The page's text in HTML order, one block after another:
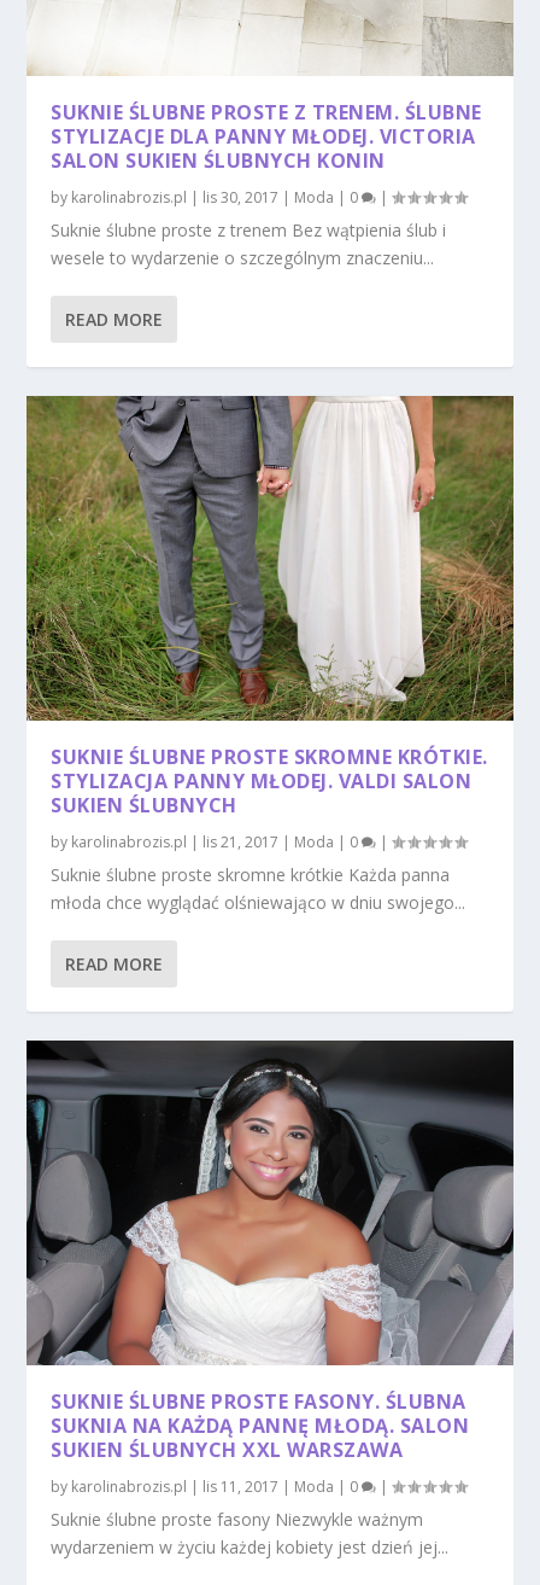
SUKNIE ŚLUBNE PROSTE Z TRENEM. ŚLUBNE
STYLIZACJE DLA PANNY MŁODEJ. VICTORIA
SALON SUKIEN ŚLUBNYCH KONIN
by karolinabrozis.pl | lis 30, 2017 | Moda | 0 |
Suknie ślubne proste z trenem Bez wątpienia ślub i
wesele to wydarzenie o szczególnym znaczeniu...
READ MORE
SUKNIE ŚLUBNE PROSTE SKROMNE KRÓTKIE.
STYLIZACJA PANNY MŁODEJ. VALDI SALON
SUKIEN ŚLUBNYCH
by karolinabrozis.pl | lis 21, 2017 | Moda | 0 |
Suknie ślubne proste skromne krótkie Każda panna
młoda chce wyglądać olśniewająco w dniu swojego...
READ MORE
SUKNIE ŚLUBNE PROSTE FASONY. ŚLUBNA
SUKNIA NA KAŻDĄ PANNĘ MŁODĄ. SALON
SUKIEN ŚLUBNYCH XXL WARSZAWA
by karolinabrozis.pl | lis 11, 2017 | Moda | 0 |
Suknie ślubne proste fasony Niezwykle ważnym
wydarzeniem w życiu każdej kobiety jest dzień jej...